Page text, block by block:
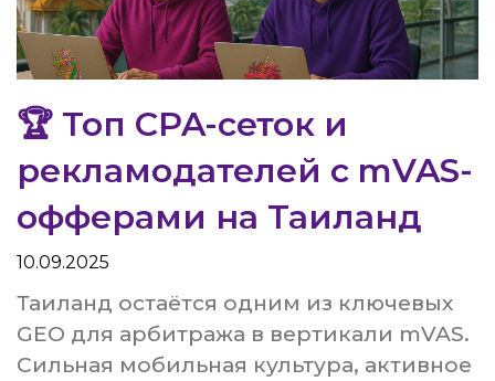
🏆 Топ CPA-сеток и
рекламодателей с mVAS-
офферами на Таиланд
10.09.2025
Таиланд остаётся одним из ключевых
GEO для арбитража в вертикали mVAS.
Сильная мобильная культура, активное